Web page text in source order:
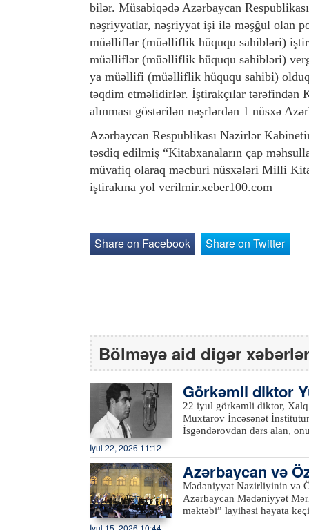
bilər. Müsabiqədə Azərbaycan
nəşriyyatlar, nəşriyyat işi ilə məşğul olan
müəlliflər (müəlliflik hüququ sahibləri)
müəlliflər (müəlliflik hüququ sahibləri)
ya müəllifi (müəlliflik hüququ sahibi)
təqdim etməlidirlər. İştirakçılar tərəfindən
alınması göstərilən nəşrlərdən 1 nüsxə
Azərbaycan Respublikası Nazirlər
təsdiq edilmiş “Kitabxanaların çap
müvafiq olaraq məcburi nüsxələri Milli
iştirakına yol verilmir.xeber100.com
Share on Facebook Share on Twitter
Bölməyə aid digər xəbərlər
Görkəmli diktor
22 iyul görkəmli diktor, Xalq
Muxtarov İncəsənət
İsgəndərovdan dərs alan,
səhnəsində oynadığı
adam" tamaşasında
fərqli obrazları
peşəkarlıq istiqamətində yol
televiziya tamaşalarında da
"Qırmızı yaylıqlı
İyul 22, 2026 11:12
Azərbaycan və
q” konserti təşkil
Mədəniyyət Nazirliyinin və
Azərbaycan Mədəniyyət
məktəbi” layihəsi həyata
İyul 15, 2026 10:44